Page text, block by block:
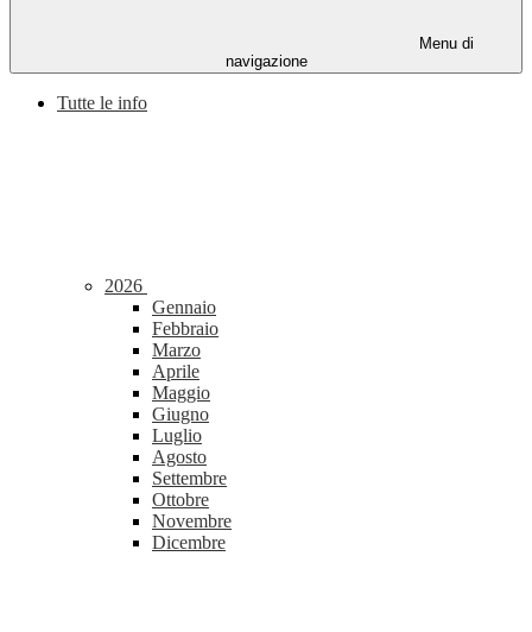
Menu di
navigazione
Tutte le info
2026
Gennaio
Febbraio
Marzo
Aprile
Maggio
Giugno
Luglio
Agosto
Settembre
Ottobre
Novembre
Dicembre